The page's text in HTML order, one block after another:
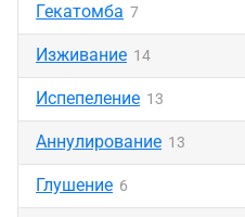
Гекатомба 7
Изживание 14
Испепеление 13
Аннулирование 13
Глушение 6